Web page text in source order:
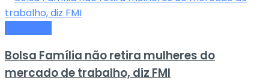
Bolsa Família não retira mulheres do
mercado de trabalho, diz FMI